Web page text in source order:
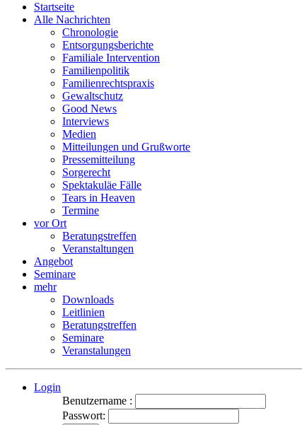
Startseite
Alle Nachrichten
Chronologie
Entsorgungsberichte
Familiale Intervention
Familienpolitik
Familienrechtspraxis
Gewaltschutz
Good News
Interviews
Medien
Mitteilungen und Grußworte
Pressemitteilung
Sorgerecht
Spektakuläe Fälle
Tears in Heaven
Termine
vor Ort
Beratungstreffen
Veranstaltungen
Angebot
Seminare
mehr
Downloads
Leitlinien
Beratungstreffen
Seminare
Veranstalungen
Login
Benutzername :
Passwort: